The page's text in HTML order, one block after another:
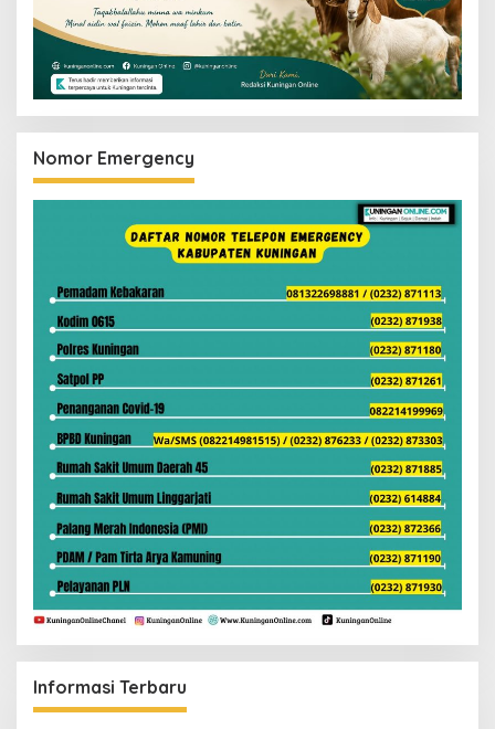
Nomor Emergency
Informasi Terbaru